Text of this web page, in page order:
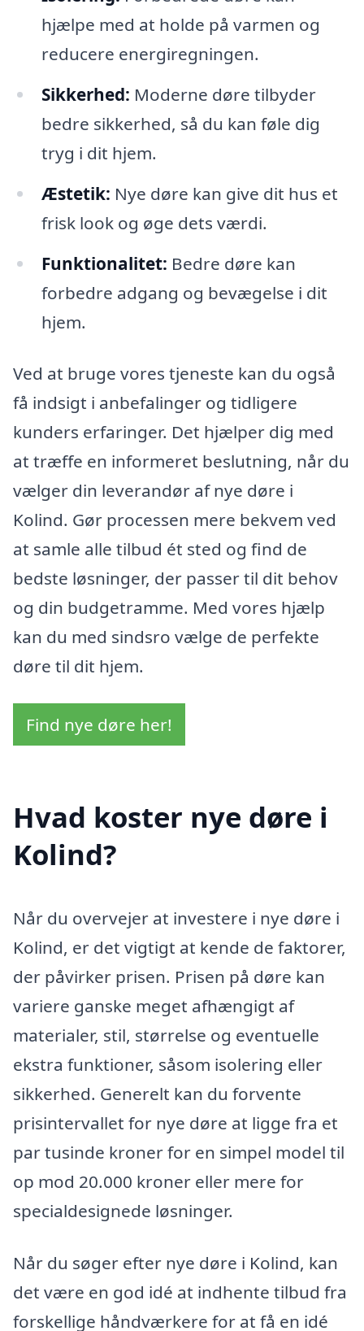
hjælpe med at holde på varmen og
reducere energiregningen.
Sikkerhed: Moderne døre tilbyder
bedre sikkerhed, så du kan føle dig
tryg i dit hjem.
Æstetik: Nye døre kan give dit hus et
frisk look og øge dets værdi.
Funktionalitet: Bedre døre kan
forbedre adgang og bevægelse i dit
hjem.
Ved at bruge vores tjeneste kan du også
få indsigt i anbefalinger og tidligere
kunders erfaringer. Det hjælper dig med
at træffe en informeret beslutning, når du
vælger din leverandør af nye døre i
Kolind. Gør processen mere bekvem ved
at samle alle tilbud ét sted og find de
bedste løsninger, der passer til dit behov
og din budgetramme. Med vores hjælp
kan du med sindsro vælge de perfekte
døre til dit hjem.
Find nye døre her!
Hvad koster nye døre i
Kolind?
Når du overvejer at investere i nye døre i
Kolind, er det vigtigt at kende de faktorer,
der påvirker prisen. Prisen på døre kan
variere ganske meget afhængigt af
materialer, stil, størrelse og eventuelle
ekstra funktioner, såsom isolering eller
sikkerhed. Generelt kan du forvente
prisintervallet for nye døre at ligge fra et
par tusinde kroner for en simpel model til
op mod 20.000 kroner eller mere for
specialdesignede løsninger.
Når du søger efter nye døre i Kolind, kan
det være en god idé at indhente tilbud fra
forskellige håndværkere for at få en idé